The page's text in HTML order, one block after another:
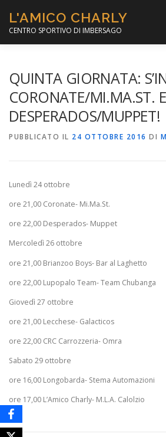
contenuto
L'AMICO CHARLY
CENTRO SPORTIVO DI IMBERSAGO
PER IL SOCIALE MINIBASKET
QUINTA GIORNATA:
CORONATE/MI.MA.ST. E
DESPERADOS/MUPPET!
PUBBLICATO IL 24 OTTOBRE 2016 DI
Lunedì 24 ottobre
ore 21,00 Coronate- Mi.Ma.St.
ore 22,00 Desperados- Muppet
Mercoledì 26 ottobre
ore 21,00 Brianzoo Boys- Bar al Laghetto
ore 22,00 Lupopalo Team- Team Chubanga
Giovedì 27 ottobre
ore 21,00 Lecchese- Galacticos
ore 22,00 CRC Carrozzeria- Omra
Sabato 29 ottobre
ore 16,00 Longobarda- Stema Automazioni
ore 17,00 L’Amico Charly- M.L.A. Calolzio